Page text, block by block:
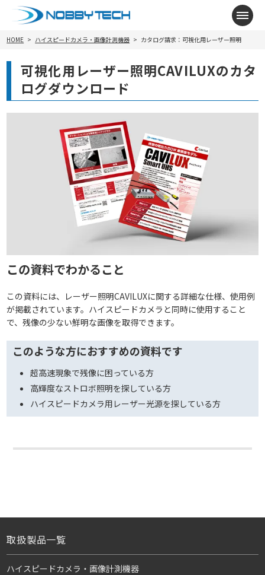
メニ
HOME ハイスピードカメラ・画像計測機器 カタログ請求：可視化用レーザー照明
可視化用レーザー照明CAVILUXのカタ
ログダウンロード
この資料でわかること
この資料には、レーザー照明CAVILUXに関する詳細な仕様、使用例
が掲載されています。ハイスピードカメラと同時に使用すること
で、残像の少ない鮮明な画像を取得できます。
このような方におすすめの資料です
超高速現象で残像に困っている方
高輝度なストロボ照明を探している方
ハイスピードカメラ用レーザー光源を探している方
取扱製品一覧
ハイスピードカメラ・画像計測機器